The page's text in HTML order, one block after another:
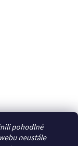
pohodlné
neustále